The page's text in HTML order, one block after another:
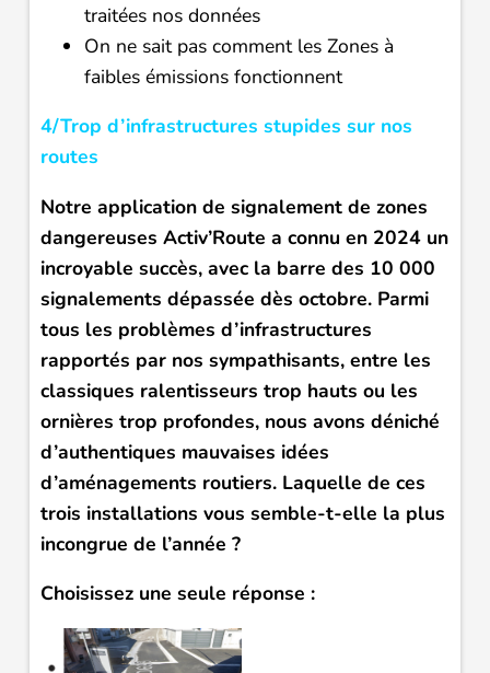
traitées nos données
On ne sait pas comment les Zones à
faibles émissions fonctionnent
4/Trop d’infrastructures stupides sur nos
routes
Notre application de signalement de zones
dangereuses Activ’Route a connu en 2024 un
incroyable succès, avec la barre des 10 000
signalements dépassée dès octobre. Parmi
tous les problèmes d’infrastructures
rapportés par nos sympathisants, entre les
classiques ralentisseurs trop hauts ou les
ornières trop profondes, nous avons déniché
d’authentiques mauvaises idées
d’aménagements routiers. Laquelle de ces
trois installations vous semble-t-elle la plus
incongrue de l’année ?
Choisissez une seule réponse :